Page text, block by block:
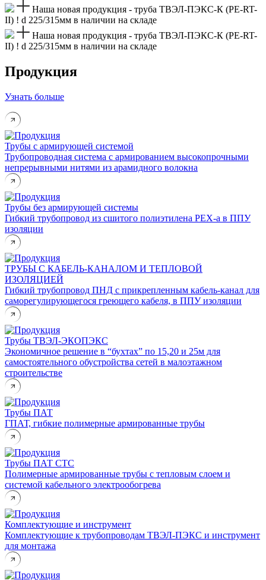
Наша новая продукция - труба ТВЭЛ-ПЭКС-К (PE-RT-
II) ! d 225/315мм в наличии на складе
Наша новая продукция - труба ТВЭЛ-ПЭКС-К (PE-RT-
II) ! d 225/315мм в наличии на складе
Продукция
Узнать больше
Трубы с армирующей системой
Трубопроводная система с армированием высокопрочными
непрерывными нитями из арамидного волокна
Трубы без армирующей системы
Гибкий трубопровод из сшитого полиэтилена PEX-a в ППУ
изоляции
ТРУБЫ С КАБЕЛЬ-КАНАЛОМ И ТЕПЛОВОЙ
ИЗОЛЯЦИЕЙ
Гибкий трубопровод ПНД с прикрепленным кабель-канал для
саморегулирующегося греющего кабеля, в ППУ изоляции
Трубы ТВЭЛ-ЭКОПЭКС
Экономичное решение в “бухтах” по 15,20 и 25м для
самостоятельного обустройства сетей в малоэтажном
строительстве
Трубы ПАТ
ГПАТ, гибкие полимерные армированные трубы
Трубы ПАТ СТС
Полимерные армированные трубы с тепловым слоем и
системой кабельного электрообогрева
Комплектующие и инструмент
Комплектующие к трубопроводам ТВЭЛ-ПЭКС и инструмент
для монтажа